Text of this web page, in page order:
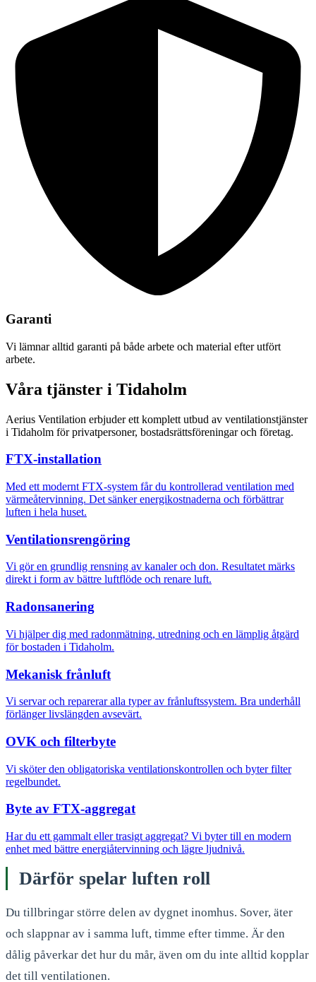
Garanti
Vi lämnar alltid garanti på både arbete och material efter utfört
arbete.
Våra tjänster i Tidaholm
Aerius Ventilation erbjuder ett komplett utbud av ventilationstjänster
i Tidaholm för privatpersoner, bostadsrättsföreningar och företag.
FTX-installation
Med ett modernt FTX-system får du kontrollerad ventilation med
värmeåtervinning. Det sänker energikostnaderna och förbättrar
luften i hela huset.
Ventilationsrengöring
Vi gör en grundlig rensning av kanaler och don. Resultatet märks
direkt i form av bättre luftflöde och renare luft.
Radonsanering
Vi hjälper dig med radonmätning, utredning och en lämplig åtgärd
för bostaden i Tidaholm.
Mekanisk frånluft
Vi servar och reparerar alla typer av frånluftssystem. Bra underhåll
förlänger livslängden avsevärt.
OVK och filterbyte
Vi sköter den obligatoriska ventilationskontrollen och byter filter
regelbundet.
Byte av FTX-aggregat
Har du ett gammalt eller trasigt aggregat? Vi byter till en modern
enhet med bättre energiåtervinning och lägre ljudnivå.
Därför spelar luften roll
Du tillbringar större delen av dygnet inomhus. Sover, äter
och slappnar av i samma luft, timme efter timme. Är den
dålig påverkar det hur du mår, även om du inte alltid kopplar
det till ventilationen.